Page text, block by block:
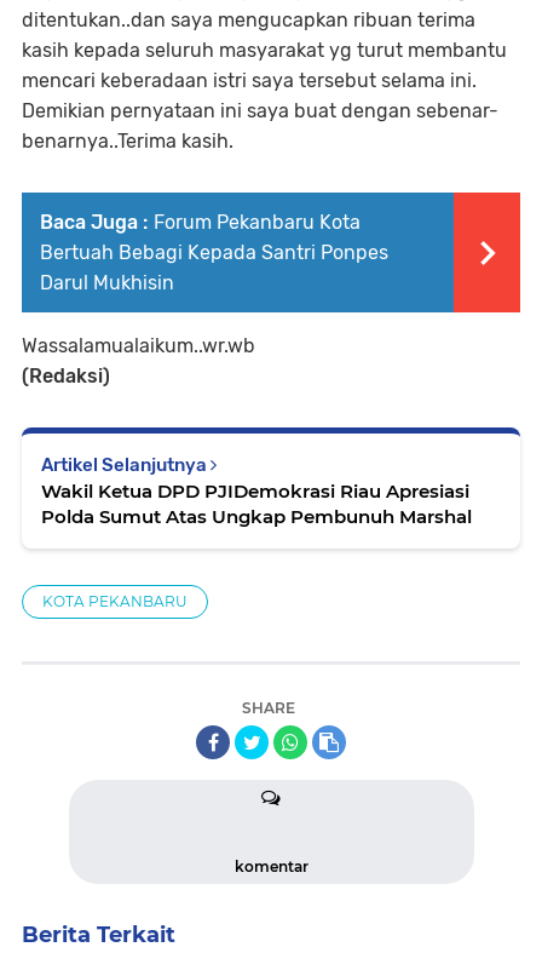
ditentukan..dan saya mengucapkan ribuan terima
kasih kepada seluruh masyarakat yg turut membantu
mencari keberadaan istri saya tersebut selama ini.
Demikian pernyataan ini saya buat dengan sebenar-
benarnya..Terima kasih.
Baca Juga : Forum Pekanbaru Kota
Bertuah Bebagi Kepada Santri Ponpes
Darul Mukhisin
Wassalamualaikum..wr.wb
(Redaksi)
Artikel Selanjutnya
Wakil Ketua DPD PJIDemokrasi Riau Apresiasi
Polda Sumut Atas Ungkap Pembunuh Marshal
KOTA PEKANBARU
SHARE
komentar
Berita Terkait